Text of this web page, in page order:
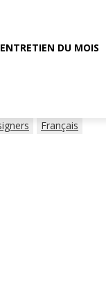
ENTRETIEN DU MOIS
Français